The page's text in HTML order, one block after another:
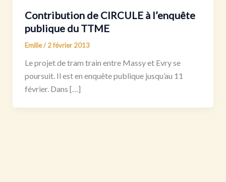
Contribution de CIRCULE à l’enquête
publique du TTME
Emilie/2 février 2013
Le projet de tram train entre Massy et Evry se
poursuit. Il est en enquête publique jusqu’au 11
février. Dans […]